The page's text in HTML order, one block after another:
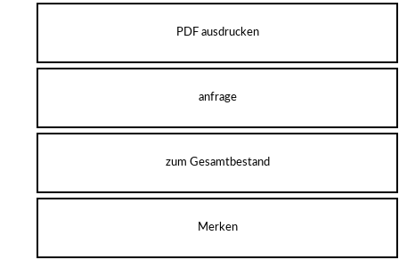
PDF ausdrucken
anfrage
zum Gesamtbestand
Merken